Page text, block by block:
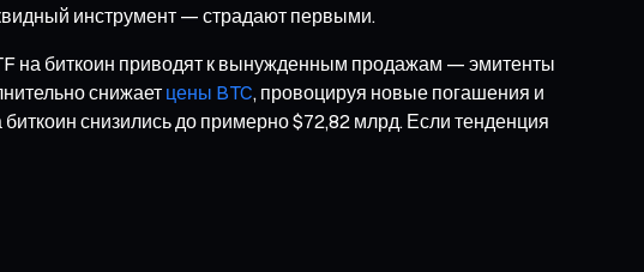
инструмент — страдают первыми.
на биткоин приводят к вынужденным продажам — эмитенты
снижает цены BTC, провоцируя новые погашения и
снизились до примерно $72,82 млрд. Если тенденция